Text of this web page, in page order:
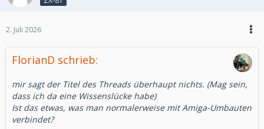
2. Juli 2026
FlorianD schrieb:
mir sagt der Titel des Threads überhaupt nichts. (Mag sein,
dass ich da eine Wissenslücke habe)
Ist das etwas, was man normalerweise mit Amiga-Umbauten
verbindet?